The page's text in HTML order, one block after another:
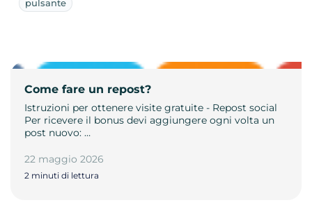
pulsante
Come fare un repost?
Istruzioni per ottenere visite gratuite - Repost social
Per ricevere il bonus devi aggiungere ogni volta un
post nuovo: …
22 maggio 2026
2 minuti di lettura